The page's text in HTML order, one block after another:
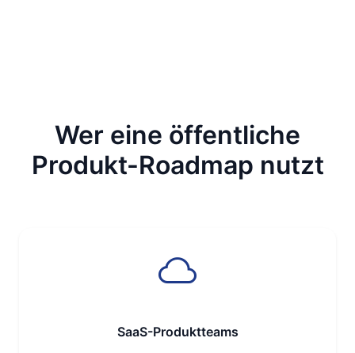
Wer eine öffentliche
Produkt-Roadmap nutzt
SaaS-Produktteams